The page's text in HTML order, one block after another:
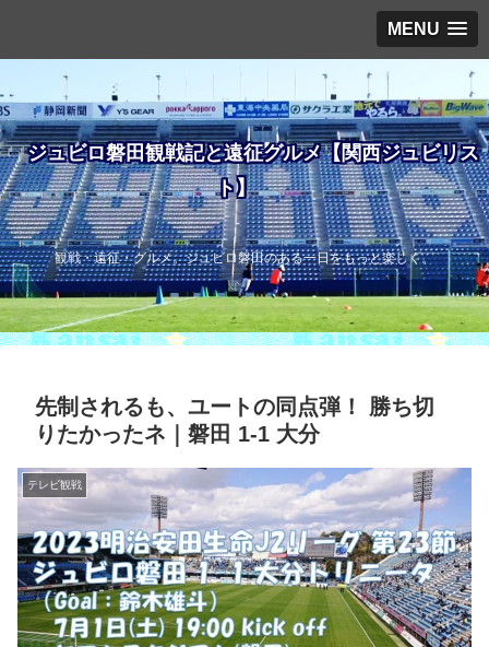
MENU
ジュビロ磐田観戦記と遠征グルメ【関西ジュビリス
ト】
観戦・遠征・グルメ。ジュビロ磐田のある一日をもっと楽しく。
先制されるも、ユートの同点弾！ 勝ち切
りたかったネ｜磐田 1-1 大分
テレビ観戦